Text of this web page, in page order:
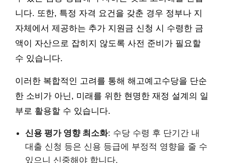
니다. 또한, 특정 자격 요건을 갖춘 경우 정부나 지
자체에서 제공하는 추가 지원금 신청 시 수령한 금
액이 자산으로 잡히지 않도록 사전 준비가 필요할
수 있습니다.
이러한 복합적인 고려를 통해 해고예고수당을 단순
한 소비가 아닌, 미래를 위한 현명한 재정 설계의 일
부로 활용할 수 있습니다.
신용 평가 영향 최소화: 수당 수령 후 단기간 내
대출 신청 등은 신용 등급에 부정적 영향을 줄 수
있으니 신중해야 합니다.